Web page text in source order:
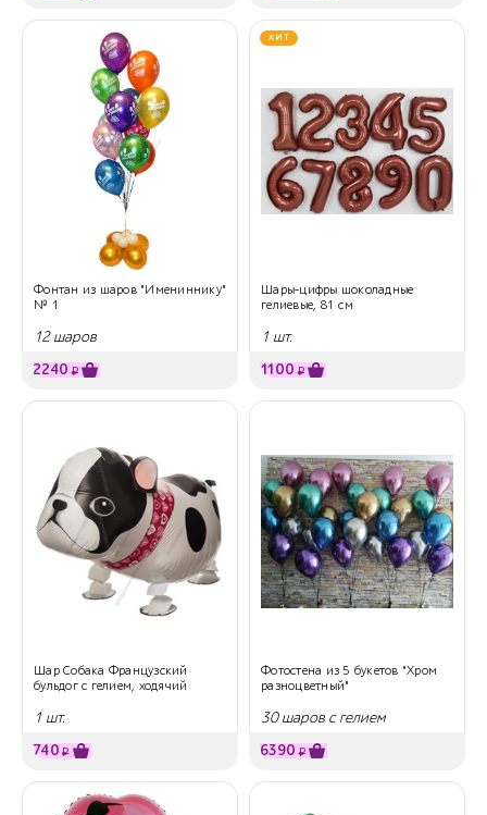
Фонтан из шаров "Имениннику"
№ 1
12 шаров
2240 ₽
ХИТ
Шары-цифры шоколадные
гелиевые, 81 см
1 шт.
1100 ₽
Шар Собака Французский
бульдог с гелием, ходячий
1 шт.
740 ₽
Фотостена из 5 букетов "Хром
разноцветный"
30 шаров с гелием
6390 ₽